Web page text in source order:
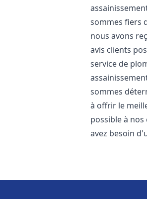
sommes fiers
nous avons
avis clients
service de
sommes
à offrir le
possible à nos
avez besoin